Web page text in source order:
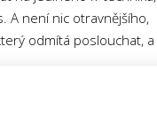
A není nic otravnějšího,
odmítá poslouchat, a
který budou
typů připojovacích